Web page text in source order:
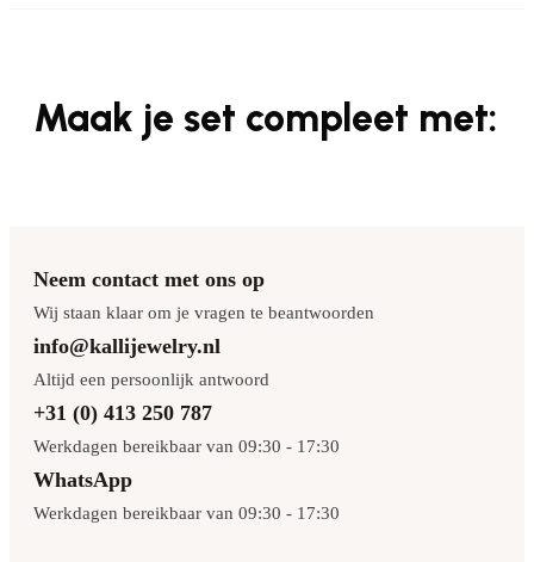
Maak je set compleet met:
Neem contact met ons op
Wij staan klaar om je vragen te beantwoorden
info@kallijewelry.nl
Altijd een persoonlijk antwoord
+31 (0) 413 250 787
Werkdagen bereikbaar van 09:30 - 17:30
WhatsApp
Werkdagen bereikbaar van 09:30 - 17:30